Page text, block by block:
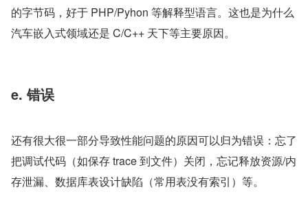
的字节码，好于 PHP/Pyhon 等解释型语言。这也是为什么
汽车嵌入式领域还是 C/C++ 天下等主要原因。
e. 错误
还有很大很一部分导致性能问题的原因可以归为错误：忘了
把调试代码（如保存 trace 到文件）关闭，忘记释放资源/内
存泄漏、数据库表设计缺陷（常用表没有索引）等。